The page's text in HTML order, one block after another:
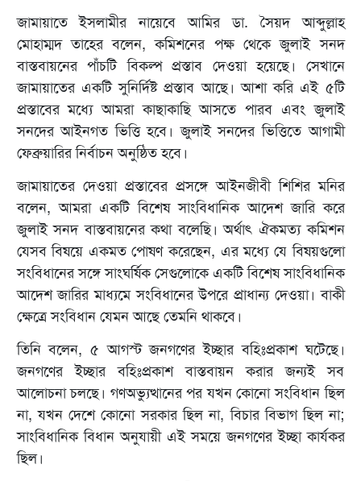
জামায়াতে ইসলামীর নায়েবে আমির ডা. সৈয়দ আব্দুল্লাহ
মোহাম্মদ তাহের বলেন, কমিশনের পক্ষ থেকে জুলাই সনদ
বাস্তবায়নের পাঁচটি বিকল্প প্রস্তাব দেওয়া হয়েছে। সেখানে
জামায়াতের একটি সুনির্দিষ্ট প্রস্তাব আছে। আশা করি এই ৫টি
প্রস্তাবের মধ্যে আমরা কাছাকাছি আসতে পারব এবং জুলাই
সনদের আইনগত ভিত্তি হবে। জুলাই সনদের ভিত্তিতে আগামী
ফেব্রুয়ারির নির্বাচন অনুষ্ঠিত হবে।
জামায়াতের দেওয়া প্রস্তাবের প্রসঙ্গে আইনজীবী শিশির মনির
বলেন, আমরা একটি বিশেষ সাংবিধানিক আদেশ জারি করে
জুলাই সনদ বাস্তবায়নের কথা বলেছি। অর্থাৎ ঐকমত্য কমিশন
যেসব বিষয়ে একমত পোষণ করেছেন, এর মধ্যে যে বিষয়গুলো
সংবিধানের সঙ্গে সাংঘর্ষিক সেগুলোকে একটি বিশেষ সাংবিধানিক
আদেশ জারির মাধ্যমে সংবিধানের উপরে প্রাধান্য দেওয়া। বাকী
ক্ষেত্রে সংবিধান যেমন আছে তেমনি থাকবে।
তিনি বলেন, ৫ আগস্ট জনগণের ইচ্ছার বহিঃপ্রকাশ ঘটেছে।
জনগণের ইচ্ছার বহিঃপ্রকাশ বাস্তবায়ন করার জন্যই সব
আলোচনা চলছে। গণঅভ্যুত্থানের পর যখন কোনো সংবিধান ছিল
না, যখন দেশে কোনো সরকার ছিল না, বিচার বিভাগ ছিল না;
সাংবিধানিক বিধান অনুযায়ী এই সময়ে জনগণের ইচ্ছা কার্যকর
ছিল।